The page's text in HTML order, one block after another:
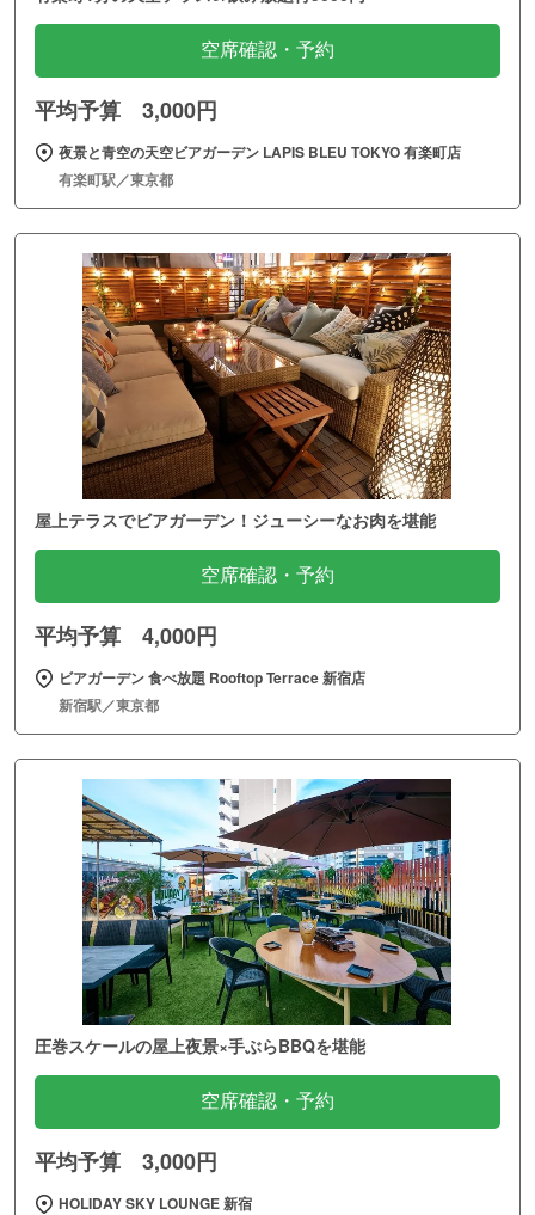
空席確認・予約
平均予算 3,000円
夜景と青空の天空ビアガーデン LAPIS BLEU TOKYO 有楽町店
有楽町駅／東京都
屋上テラスでビアガーデン！ジューシーなお肉を堪能
空席確認・予約
平均予算 4,000円
ビアガーデン 食べ放題 Rooftop Terrace 新宿店
新宿駅／東京都
圧巻スケールの屋上夜景×手ぶらBBQを堪能
空席確認・予約
平均予算 3,000円
HOLIDAY SKY LOUNGE 新宿